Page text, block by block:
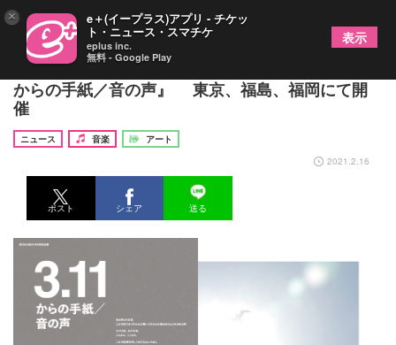
東日本大震災10年特別企画 石井麻木写真展『3.11
からの手紙／音の声』 東京、福島、福岡にて開
催
ニュース 音楽
アート
2021.2.16
ポスト シェア 送る
× e＋(イープラス)アプリ - チケッ
ト・ニュース・スマチケ
eplus inc.
無料 - Google Play
表示